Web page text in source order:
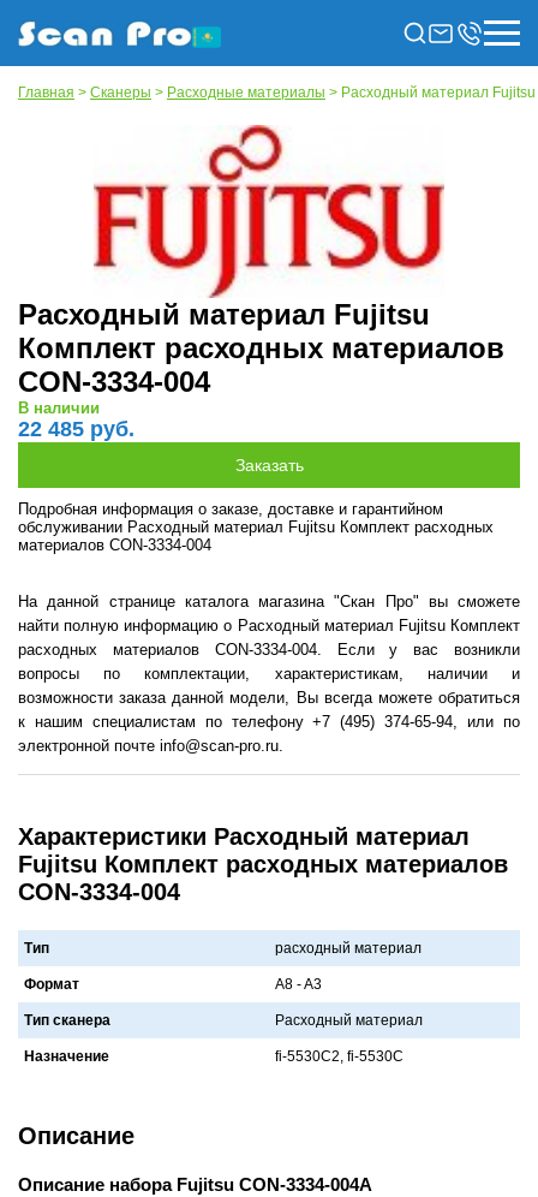
Главная > Сканеры > Расходные материалы > Расходный материал
Расходный материал Fujitsu
Комплект расходных материалов
CON-3334-004
В наличии
22 485 руб.
Подробная информация о заказе, доставке и гарантийном
обслуживании Расходный материал Fujitsu Комплект расходных
материалов CON-3334-004
На данной странице каталога магазина "Скан Про" вы сможете
найти полную информацию о Расходный материал Fujitsu Комплект
расходных материалов CON-3334-004. Если у вас возникли
вопросы по комплектации, характеристикам, наличии и
возможности заказа данной модели, Вы всегда можете обратиться
к нашим специалистам по телефону +7 (495) 374-65-94, или по
электронной почте info@scan-pro.ru.
Характеристики Расходный материал
Fujitsu Комплект расходных материалов
CON-3334-004
Тип расходный материал
Формат A8 - A3
Тип сканера Рaсходный мaтериaл
Назначение fi-5530C2, fi-5530C
Описание
Описание набора Fujitsu CON-3334-004A